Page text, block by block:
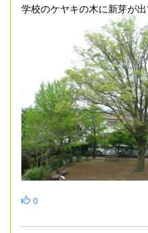
学校のケヤキの木に新芽が出
0